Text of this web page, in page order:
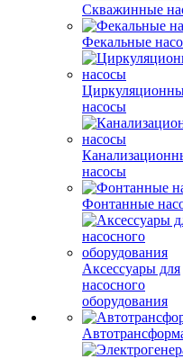
Скважинные
Фекальные
насосы
насосы
Фонтанные
Аксессуары для
насосного
оборудования